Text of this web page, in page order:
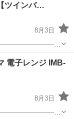
ツインバ…
8月3日
蔵庫・洗濯機をセ...
半額
電子レンジ IMB-
8月3日